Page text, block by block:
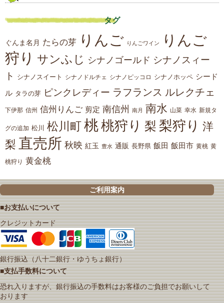
タグ
ぐんま名月 たらの芽 りんご りんごワイン
りんご
狩り サンふじ シナノゴールド シナノスィー
ト
シナノスイート シナノドルチェ シナノピッコロ シナノホッペ シード
ル タラの芽 ピンクレディー ラフランス ルレクチェ
下伊那 信州 信州りんご 剪定 南信州 南月 南水 山菜 幸水 新規タ
グの追加 松川 松川町 桃桃狩り 梨 梨狩り 洋
梨 直売所 秋映 紅玉 豊水 通販 長野県 飯田 飯田市 黄桃 黄
桃狩り 黄金桃
ご利用案内
■お支払いについて
クレジットカード
銀行振込（八十二銀行・ゆうちょ銀行）
■支払手数料について
恐れ入りますが、銀行振込の手数料はお客様のご負担でお願いして
おります